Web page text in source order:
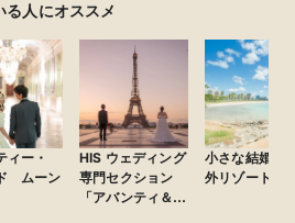
る人にオススメ
ィー・
ムーン
HIS ウェディング
専門セクション
「アバンティ＆オ
小さな結婚
外リゾート